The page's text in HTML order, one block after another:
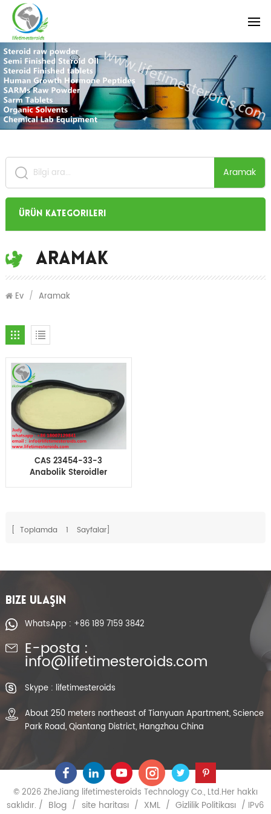
Aramak
Ürün Kategorileri
Aramak
Ev / Aramak
CAS 23454-33-3
Anabolik Steroidler
parabolan Tren Hex
[ Toplamda 1 Sayfalar]
BIZE ULAŞIN
WhatsApp : +86 189 7159 3842
E-posta :
info@lifetimesteroids.com
Skype : lifetimesteroids
About 250 meters northeast of Tianyuan Apartment, Science
Park Road, Qiantang District, Hangzhou China
© 2026 ZheJiang lifetimesteroids Technology Co., Ltd.Her hakkı
saklıdır. / Blog / site haritası / XML / Gizlilik Politikası / IPv6